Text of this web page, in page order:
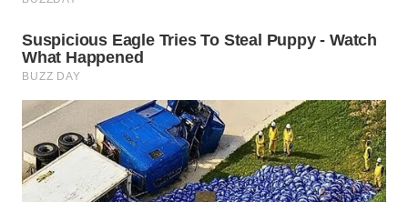
LABUANBAJO
BORNEO
Wahana
Media
Group